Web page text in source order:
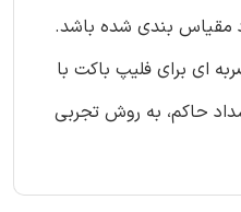
مقیاس بندی شده باشد.
ای برای فلیپ باکت با
حاکم، به روش تجربی